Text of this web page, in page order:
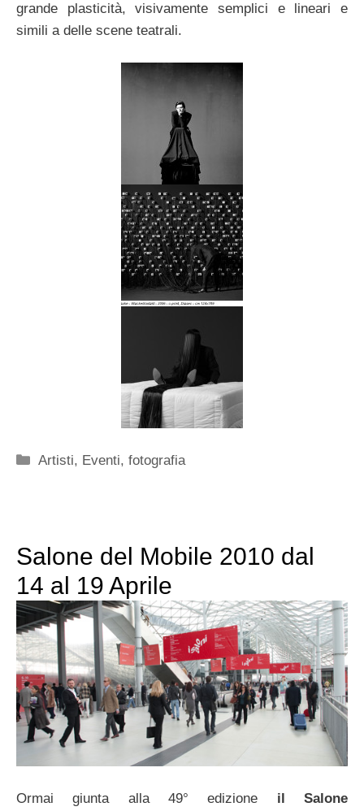
grande plasticità, visivamente semplici e lineari e
simili a delle scene teatrali.
Categorie
Artisti, Eventi,fotografia
Salone del Mobile 2010 dal
14 al 19 Aprile
Ormai giunta alla 49° edizione il Salone